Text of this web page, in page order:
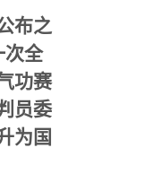
布之
次全
功赛
员委
为国